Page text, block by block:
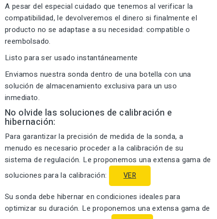
A pesar del especial cuidado que tenemos al verificar la
compatibilidad, le devolveremos el dinero si finalmente el
producto no se adaptase a su necesidad: compatible o
reembolsado.
Listo para ser usado instantáneamente
Enviamos nuestra sonda dentro de una botella con una
solución de almacenamiento exclusiva para un uso
inmediato.
No olvide las soluciones de calibración e
hibernación:
Para garantizar la precisión de medida de la sonda, a
menudo es necesario proceder a la calibración de su
sistema de regulación. Le proponemos una extensa gama de
soluciones para la calibración:
VER
Su sonda debe hibernar en condiciones ideales para
optimizar su duración. Le proponemos una extensa gama de